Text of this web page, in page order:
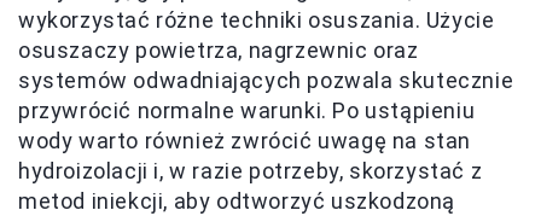
wykorzystać różne techniki osuszania. Użycie
osuszaczy powietrza, nagrzewnic oraz
systemów odwadniających pozwala skutecznie
przywrócić normalne warunki. Po ustąpieniu
wody warto również zwrócić uwagę na stan
hydroizolacji i, w razie potrzeby, skorzystać z
metod iniekcji, aby odtworzyć uszkodzoną